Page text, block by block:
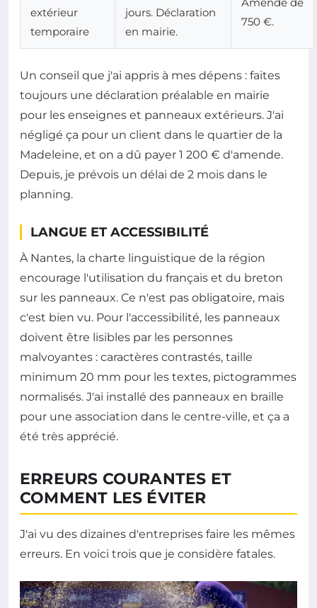
extérieur
temporaire
jours. Déclaration
en mairie.
750 €.
Un conseil que j'ai appris à mes dépens : faites
toujours une déclaration préalable en mairie
pour les enseignes et panneaux extérieurs. J'ai
négligé ça pour un client dans le quartier de la
Madeleine, et on a dû payer 1 200 € d'amende.
Depuis, je prévois un délai de 2 mois dans le
planning.
LANGUE ET ACCESSIBILITÉ
À Nantes, la charte linguistique de la région
encourage l'utilisation du français et du breton
sur les panneaux. Ce n'est pas obligatoire, mais
c'est bien vu. Pour l'accessibilité, les panneaux
doivent être lisibles par les personnes
malvoyantes : caractères contrastés, taille
minimum 20 mm pour les textes, pictogrammes
normalisés. J'ai installé des panneaux en braille
pour une association dans le centre-ville, et ça a
été très apprécié.
ERREURS COURANTES ET
COMMENT LES ÉVITER
J'ai vu des dizaines d'entreprises faire les mêmes
erreurs. En voici trois que je considère fatales.